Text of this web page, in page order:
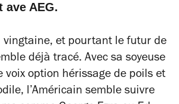
ave AEG.
vingtaine, et pourtant le futur de
déjà tracé. Avec sa soyeuse
voix option hérissage de poils et
l’Américain semble suivre